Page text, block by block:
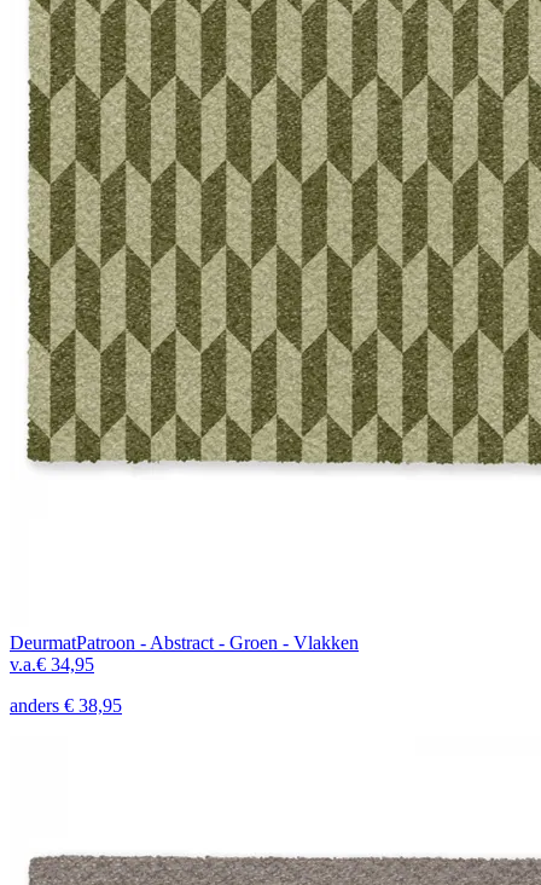
DeurmatPatroon - Abstract - Groen - Vlakken
v.a.€ 34,95
anders € 38,95